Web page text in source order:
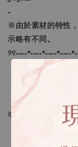
-
※由於素材的特性
示略有不同。
୨୧----*----*----*----
【款式】 ：棕色、
【尺寸】 ：S、M、
💡訂單依照下單順